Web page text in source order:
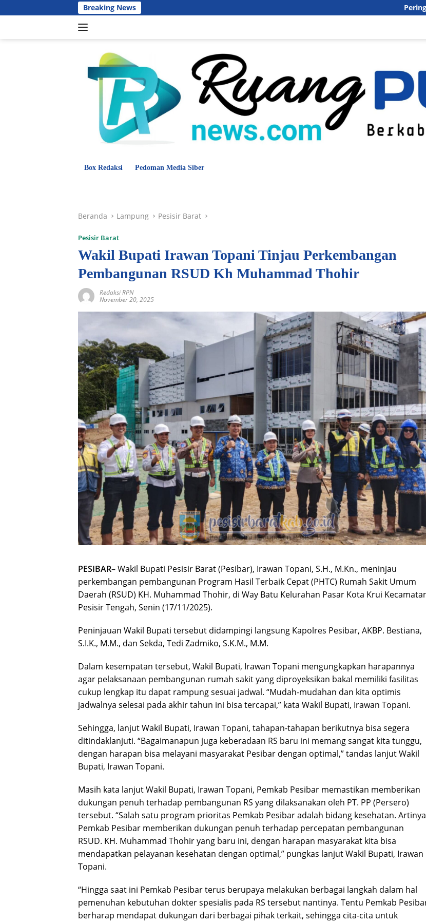
ke
Breaking News Peringati Hari Anak
Box Redaksi Pedoman Media Siber
Beranda Lampung Pesisir Barat
Pesisir Barat
Wakil Bupati Irawan Topani Tinjau Perkembangan
Pembangunan RSUD Kh Muhammad Thohir
Redaksi RPN
November 20, 2025
PESIBAR– Wakil Bupati Pesisir Barat (Pesibar), Irawan Topani, S.H., M.Kn., meninjau
perkembangan pembangunan Program Hasil Terbaik Cepat (PHTC) Rumah Sakit Umum
Daerah (RSUD) KH. Muhammad Thohir, di Way Batu Kelurahan Pasar Kota Krui
Pesisir Tengah, Senin (17/11/2025).
Peninjauan Wakil Bupati tersebut didampingi langsung Kapolres Pesibar, AKBP. Bestiana,
S.I.K., M.M., dan Sekda, Tedi Zadmiko, S.K.M., M.M.
Dalam kesempatan tersebut, Wakil Bupati, Irawan Topani mengungkapkan harapannya
agar pelaksanaan pembangunan rumah sakit yang diproyeksikan bakal memiliki fasilitas
cukup lengkap itu dapat rampung sesuai jadwal. “Mudah-mudahan dan kita optimis
jadwalnya selesai pada akhir tahun ini bisa tercapai,” kata Wakil Bupati, Irawan Topani.
Sehingga, lanjut Wakil Bupati, Irawan Topani, tahapan-tahapan berikutnya bisa segera
ditindaklanjuti. “Bagaimanapun juga keberadaan RS baru ini memang sangat kita tunggu,
dengan harapan bisa melayani masyarakat Pesibar dengan optimal,” tandas lanjut Wakil
Bupati, Irawan Topani.
Masih kata lanjut Wakil Bupati, Irawan Topani, Pemkab Pesibar memastikan memberikan
dukungan penuh terhadap pembangunan RS yang dilaksanakan oleh PT. PP (Persero)
tersebut. “Salah satu program prioritas Pemkab Pesibar adalah bidang kesehatan.
Pemkab Pesibar memberikan dukungan penuh terhadap percepatan pembangunan
RSUD. KH. Muhammad Thohir yang baru ini, dengan harapan masyarakat kita bisa
mendapatkan pelayanan kesehatan dengan optimal,” pungkas lanjut Wakil Bupati, Irawan
Topani.
“Hingga saat ini Pemkab Pesibar terus berupaya melakukan berbagai langkah dalam hal
pemenuhan kebutuhan dokter spesialis pada RS tersebut nantinya. Tentu Pemkab
berharap mendapat dukungan dari berbagai pihak terkait, sehingga cita-cita untuk